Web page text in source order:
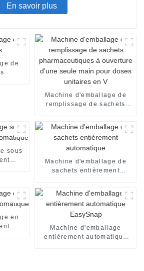
En savoir plus
de
Machine d'emballage de
remplissage de sachets
ouverture d'une seule main
pour doses unitaires en V
sous
Machine d'emballage de
sachets entièrement
en
Machine d'emballage
entièrement automatique